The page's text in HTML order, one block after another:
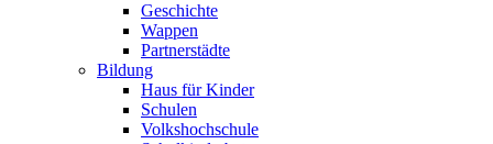
Geschichte
Wappen
Partnerstädte
Bildung
Haus für Kinder
Schulen
Volkshochschule